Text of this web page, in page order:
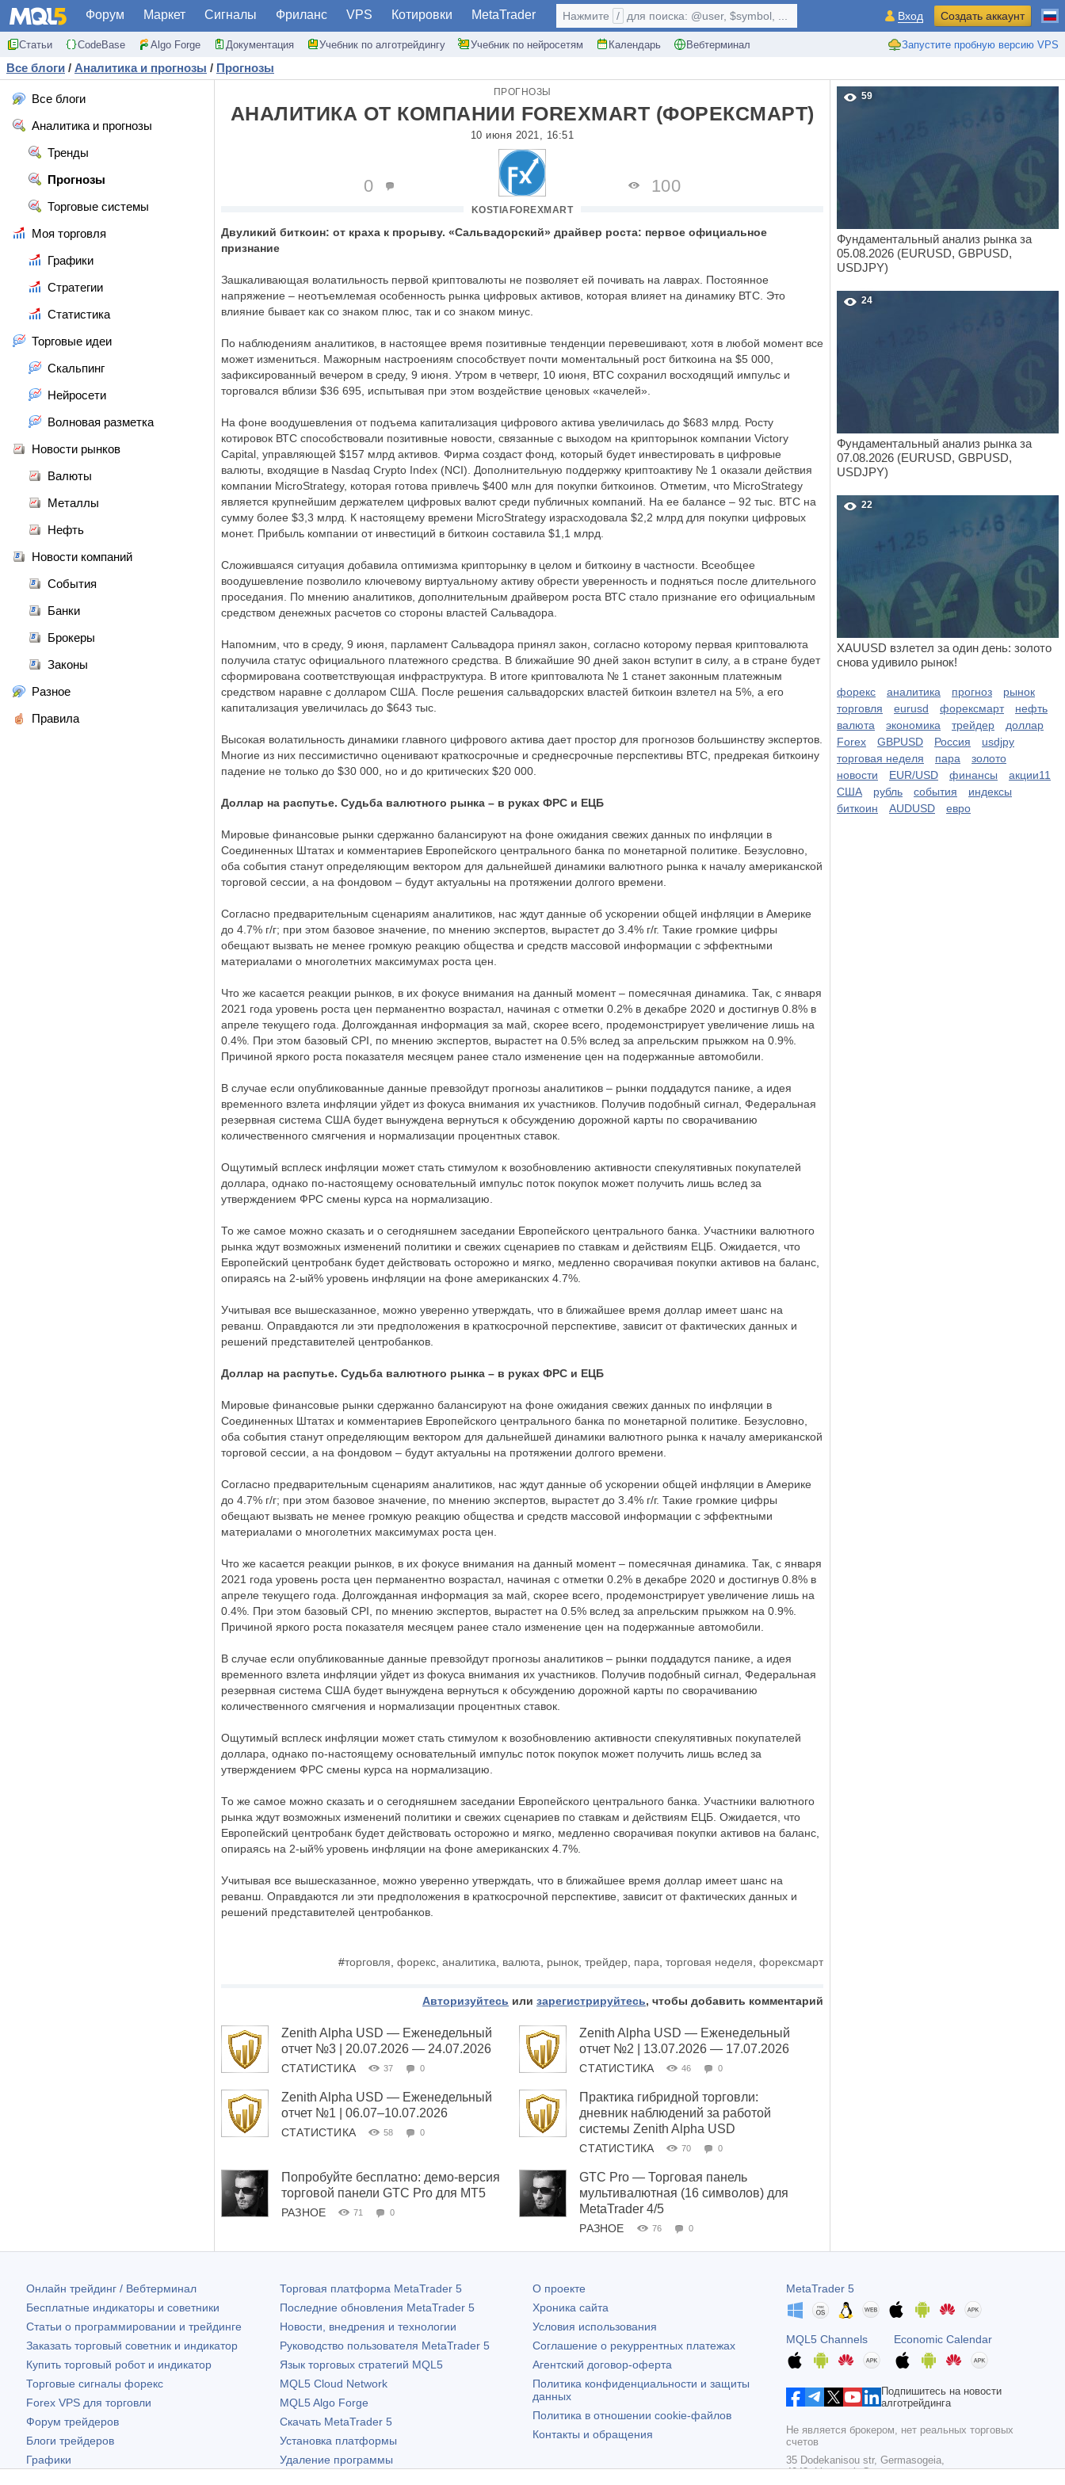
Форум Маркет Сигналы Фриланс VPS Котировки MetaTrader
Статьи CodeBase Algo Forge Документация Учебник по алготрейдингу Учебник по нейросетям Календарь Вебтерминал Запустите пробную версию VPS
Нажмите / для поиска: @user, $symbol, ... Вход Создать аккаунт
Все блоги / Аналитика и прогнозы / Прогнозы
Все блоги
Аналитика и прогнозы
Тренды
Прогнозы
Торговые системы
Моя торговля
Графики
Стратегии
Статистика
Торговые идеи
Скальпинг
Нейросети
Волновая разметка
Новости рынков
Валюты
Металлы
Нефть
Новости компаний
События
Банки
Брокеры
Законы
Разное
Правила
ПРОГНОЗЫ
АНАЛИТИКА ОТ КОМПАНИИ FOREXMART (ФОРЕКСМАРТ)
10 июня 2021, 16:51
KOSTIAFOREXMART
0 100
Двуликий биткоин: от краха к прорыву. «Сальвадорский» драйвер роста: первое официальное
признание
Зашкаливающая волатильность первой криптовалюты не позволяет ей почивать на лаврах. Постоянное
напряжение – неотъемлемая особенность рынка цифровых активов, которая влияет на динамику ВТС. Это
влияние бывает как со знаком плюс, так и со знаком минус.
По наблюдениям аналитиков, в настоящее время позитивные тенденции перевешивают, хотя в любой момент все
может измениться. Мажорным настроениям способствует почти моментальный рост биткоина на $5 000,
зафиксированный вечером в среду, 9 июня. Утром в четверг, 10 июня, ВТС сохранил восходящий импульс и
торговался вблизи $36 695, испытывая при этом воздействие ценовых «качелей».
На фоне воодушевления от подъема капитализация цифрового актива увеличилась до $683 млрд. Росту
котировок ВТС способствовали позитивные новости, связанные с выходом на крипторынок компании Victory
Capital, управляющей $157 млрд активов. Фирма создаст фонд, который будет инвестировать в цифровые
валюты, входящие в Nasdaq Crypto Index (NCI). Дополнительную поддержку криптоактиву № 1 оказали действия
компании MicroStrategy, которая готова привлечь $400 млн для покупки биткоинов. Отметим, что MicroStrategy
является крупнейшим держателем цифровых валют среди публичных компаний. На ее балансе – 92 тыс. ВТС на
сумму более $3,3 млрд. К настоящему времени MicroStrategy израсходовала $2,2 млрд для покупки цифровых
монет. Прибыль компании от инвестиций в биткоин составила $1,1 млрд.
Сложившаяся ситуация добавила оптимизма крипторынку в целом и биткоину в частности. Всеобщее
воодушевление позволило ключевому виртуальному активу обрести уверенность и подняться после длительного
проседания. По мнению аналитиков, дополнительным драйвером роста ВТС стало признание его официальным
средством денежных расчетов со стороны властей Сальвадора.
Напомним, что в среду, 9 июня, парламент Сальвадора принял закон, согласно которому первая криптовалюта
получила статус официального платежного средства. В ближайшие 90 дней закон вступит в силу, а в стране будет
сформирована соответствующая инфраструктура. В итоге криптовалюта № 1 станет законным платежным
средством наравне с долларом США. После решения сальвадорских властей биткоин взлетел на 5%, а его
капитализация увеличилась до $643 тыс.
Высокая волатильность динамики главного цифрового актива дает простор для прогнозов большинству экспертов.
Многие из них пессимистично оценивают краткосрочные и среднесрочные перспективы ВТС, предрекая биткоину
падение не только до $30 000, но и до критических $20 000.
Доллар на распутье. Судьба валютного рынка – в руках ФРС и ЕЦБ
Мировые финансовые рынки сдержанно балансируют на фоне ожидания свежих данных по инфляции в
Соединенных Штатах и комментариев Европейского центрального банка по монетарной политике. Безусловно,
оба события станут определяющим вектором для дальнейшей динамики валютного рынка к началу американской
торговой сессии, а на фондовом – будут актуальны на протяжении долгого времени.
Согласно предварительным сценариям аналитиков, нас ждут данные об ускорении общей инфляции в Америке
до 4.7% г/г; при этом базовое значение, по мнению экспертов, вырастет до 3.4% г/г. Такие громкие цифры
обещают вызвать не менее громкую реакцию общества и средств массовой информации с эффектными
материалами о многолетних максимумах роста цен.
Что же касается реакции рынков, в их фокусе внимания на данный момент – помесячная динамика. Так, с января
2021 года уровень роста цен перманентно возрастал, начиная с отметки 0.2% в декабре 2020 и достигнув 0.8% в
апреле текущего года. Долгожданная информация за май, скорее всего, продемонстрирует увеличение лишь на
0.4%. При этом базовый CPI, по мнению экспертов, вырастет на 0.5% вслед за апрельским прыжком на 0.9%.
Причиной яркого роста показателя месяцем ранее стало изменение цен на подержанные автомобили.
В случае если опубликованные данные превзойдут прогнозы аналитиков – рынки поддадутся панике, а идея
временного взлета инфляции уйдет из фокуса внимания их участников. Получив подобный сигнал, Федеральная
резервная система США будет вынуждена вернуться к обсуждению дорожной карты по сворачиванию
количественного смягчения и нормализации процентных ставок.
Ощутимый всплеск инфляции может стать стимулом к возобновлению активности спекулятивных покупателей
доллара, однако по-настоящему основательный импульс поток покупок может получить лишь вслед за
утверждением ФРС смены курса на нормализацию.
То же самое можно сказать и о сегодняшнем заседании Европейского центрального банка. Участники валютного
рынка ждут возможных изменений политики и свежих сценариев по ставкам и действиям ЕЦБ. Ожидается, что
Европейский центробанк будет действовать осторожно и мягко, медленно сворачивая покупки активов на баланс,
опираясь на 2-ый% уровень инфляции на фоне американских 4.7%.
Учитывая все вышесказанное, можно уверенно утверждать, что в ближайшее время доллар имеет шанс на
реванш. Оправдаются ли эти предположения в краткосрочной перспективе, зависит от фактических данных и
решений представителей центробанков.
Доллар на распутье. Судьба валютного рынка – в руках ФРС и ЕЦБ
Мировые финансовые рынки сдержанно балансируют на фоне ожидания свежих данных по инфляции в
Соединенных Штатах и комментариев Европейского центрального банка по монетарной политике. Безусловно,
оба события станут определяющим вектором для дальнейшей динамики валютного рынка к началу американской
торговой сессии, а на фондовом – будут актуальны на протяжении долгого времени.
Согласно предварительным сценариям аналитиков, нас ждут данные об ускорении общей инфляции в Америке
до 4.7% г/г; при этом базовое значение, по мнению экспертов, вырастет до 3.4% г/г. Такие громкие цифры
обещают вызвать не менее громкую реакцию общества и средств массовой информации с эффектными
материалами о многолетних максимумах роста цен.
Что же касается реакции рынков, в их фокусе внимания на данный момент – помесячная динамика. Так, с января
2021 года уровень роста цен перманентно возрастал, начиная с отметки 0.2% в декабре 2020 и достигнув 0.8% в
апреле текущего года. Долгожданная информация за май, скорее всего, продемонстрирует увеличение лишь на
0.4%. При этом базовый CPI, по мнению экспертов, вырастет на 0.5% вслед за апрельским прыжком на 0.9%.
Причиной яркого роста показателя месяцем ранее стало изменение цен на подержанные автомобили.
В случае если опубликованные данные превзойдут прогнозы аналитиков – рынки поддадутся панике, а идея
временного взлета инфляции уйдет из фокуса внимания их участников. Получив подобный сигнал, Федеральная
резервная система США будет вынуждена вернуться к обсуждению дорожной карты по сворачиванию
количественного смягчения и нормализации процентных ставок.
Ощутимый всплеск инфляции может стать стимулом к возобновлению активности спекулятивных покупателей
доллара, однако по-настоящему основательный импульс поток покупок может получить лишь вслед за
утверждением ФРС смены курса на нормализацию.
То же самое можно сказать и о сегодняшнем заседании Европейского центрального банка. Участники валютного
рынка ждут возможных изменений политики и свежих сценариев по ставкам и действиям ЕЦБ. Ожидается, что
Европейский центробанк будет действовать осторожно и мягко, медленно сворачивая покупки активов на баланс,
опираясь на 2-ый% уровень инфляции на фоне американских 4.7%.
Учитывая все вышесказанное, можно уверенно утверждать, что в ближайшее время доллар имеет шанс на
реванш. Оправдаются ли эти предположения в краткосрочной перспективе, зависит от фактических данных и
решений представителей центробанков.
#торговля форекс аналитика валюта рынок трейдер пара торговая неделя форексмарт
Авторизуйтесь или зарегистрируйтесь, чтобы добавить комментарий
Zenith Alpha USD — Еженедельный
отчет №3 | 20.07.2026 — 24.07.2026
СТАТИСТИКА 37 0
Zenith Alpha USD — Еженедельный
отчет №2 | 13.07.2026 — 17.07.2026
СТАТИСТИКА 46 0
Zenith Alpha USD — Еженедельный
отчет №1 | 06.07–10.07.2026
СТАТИСТИКА 58 0
Практика гибридной торговли:
дневник наблюдений за работой
системы Zenith Alpha USD
СТАТИСТИКА 70 0
Попробуйте бесплатно: демо-версия
торговой панели GTC Pro для MT5
РАЗНОЕ 71 0
GTC Pro — Торговая панель
мультивалютная (16 символов) для
MetaTrader 4/5
РАЗНОЕ 76 0
59
Фундаментальный анализ рынка за
05.08.2026 (EURUSD, GBPUSD,
USDJPY)
24
Фундаментальный анализ рынка за
07.08.2026 (EURUSD, GBPUSD,
USDJPY)
22
XAUUSD взлетел за один день: золото
снова удивило рынок!
форекс аналитика прогноз
рынок
торговля
eurusd форексмарт
нефть
валюта
экономика трейдер
доллар
Forex
GBPUSD Россия
usdjpy
торговая неделя
пара
золото
новости
EUR/USD финансы
акции11
США
рубль события
индексы
биткоин
AUDUSD евро
Онлайн трейдинг / Вебтерминал
Бесплатные индикаторы и советники
Статьи о программировании и трейдинге
Заказать торговый советник и индикатор
Купить торговый робот и индикатор
Торговые сигналы форекс
Forex VPS для торговли
Форум трейдеров
Блоги трейдеров
Графики
Торговая платформа MetaTrader 5
Последние обновления MetaTrader 5
Новости, внедрения и технологии
Руководство пользователя MetaTrader 5
Язык торговых стратегий MQL5
MQL5 Cloud Network
MQL5 Algo Forge
Скачать MetaTrader 5
Установка платформы
Удаление программы
О проекте
Хроника сайта
Условия использования
Соглашение о рекуррентных платежах
Агентский договор-оферта
Политика конфиденциальности и защиты
данных
Политика в отношении cookie-файлов
Контакты и обращения
MetaTrader 5
MQL5 Channels Economic Calendar
Подпишитесь на новости
алготрейдинга
Не является брокером, нет реальных торговых
счетов
35 Dodekanisou str, Germasogeia,
4043, Limassol, Cyprus